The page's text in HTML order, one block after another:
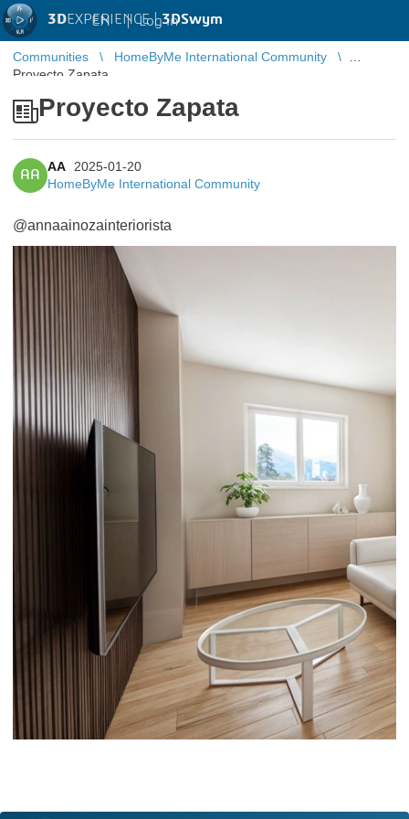
3DEXPERIENCE |3DSwym
EN | Log in
Communities
HomeByMe International Community
Proyecto Zapata
Proyecto Zapata
AA
AA
2025-01-20
HomeByMe International Community
@annaainozainteriorista